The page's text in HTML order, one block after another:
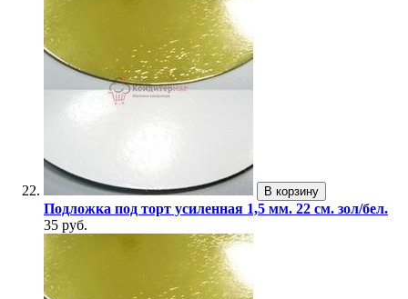
В корзину
Подложка под торт усиленная 1,5 мм. 22 см. зол/бел.
35 руб.